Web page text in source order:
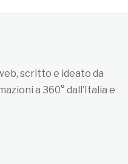
scritto e ideato da
a 360° dall’Italia e